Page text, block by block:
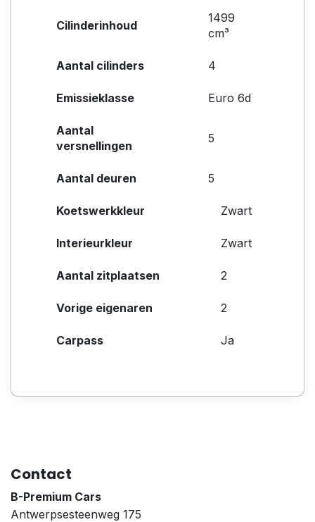
Cilinderinhoud
1499
cm³
Aantal cilinders 4
Emissieklasse Euro 6d
Aantal
versnellingen
5
Aantal deuren 5
Koetswerkkleur Zwart
Interieurkleur Zwart
Aantal zitplaatsen 2
Vorige eigenaren 2
Carpass Ja
Contact
B-Premium Cars
Antwerpsesteenweg 175